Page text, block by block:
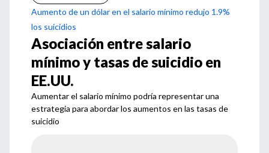
Aumento de un dólar en el salario mínimo redujo 1.9%
los suicidios
Asociación entre salario
mínimo y tasas de suicidio en
EE.UU.
Aumentar el salario mínimo podría representar una
estrategia para abordar los aumentos en las tasas de
suicidio